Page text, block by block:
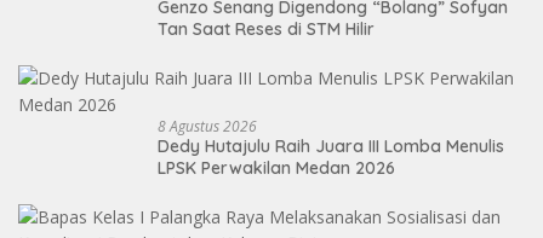
Genzo Senang Digendong “Bolang” Sofyan
Tan Saat Reses di STM Hilir
8 Agustus 2026
Dedy Hutajulu Raih Juara III Lomba Menulis
LPSK Perwakilan Medan 2026